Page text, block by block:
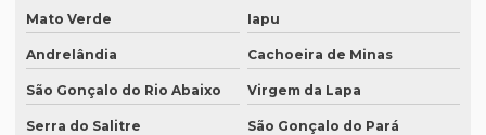
Onde fazer tradução juramentada no rio de janeiro
Onde fazer tradução juramentada no rj
Onde fazer tradução juramentada em porto alegre
Mato Verde Iapu
Andrelândia Cachoeira de Minas
São Gonçalo do Rio Abaixo Virgem da Lapa
Serra do Salitre São Gonçalo do Pará